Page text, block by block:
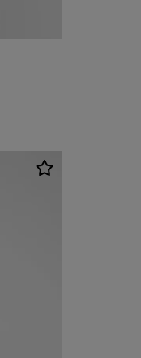
220,00 DKK